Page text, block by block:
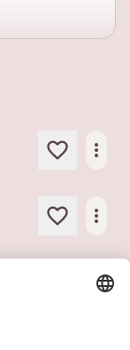
more_horiz
more_horiz
more_horiz